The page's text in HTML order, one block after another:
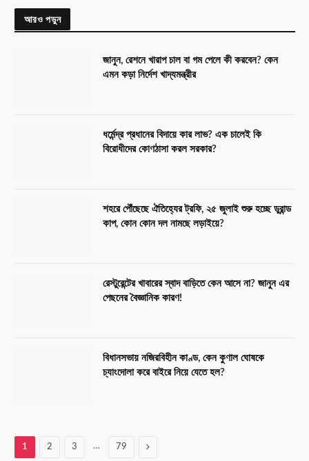
আরও পড়ুন
জানুন, রেশনে খারাপ চাল বা গম পেলে কী করবেন? কেন
এমন কড়া নির্দেশ খাদ্যমন্ত্রীর
ধর্মেন্দ্র প্রধানের বিদায়ে কার লাভ? এক চালেই কি
বিরোধীদের কোণঠাসা করল সরকার?
শহরে পৌঁছেছে ঐতিহ্যের ট্রফি, ২৫ জুলাই শুরু হচ্ছে ডুরান্ড
কাপ, কোন কোন দল নামছে লড়াইয়ে?
রেস্টুরেন্টের খাবারের স্বাদ বাড়িতে কেন আসে না? জানুন এর
পেছনের বৈজ্ঞানিক কারণ!
বিধানসভায় নজিরবিহীন কাণ্ড, কেন কুণাল ঘোষকে
চ্যাংদোলা করে বাইরে নিয়ে যেতে হল?
1 2 3 … 79 Next